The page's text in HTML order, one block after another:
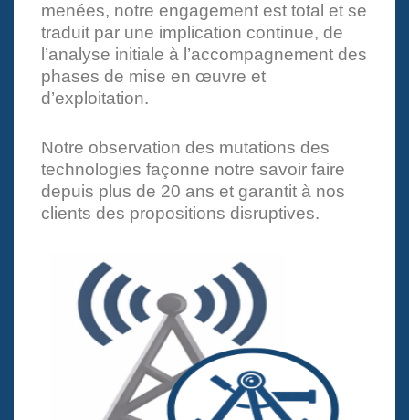
menées, notre engagement est total et se
traduit par une implication continue, de
l’analyse initiale à l’accompagnement des
phases de mise en œuvre et
d’exploitation.
Notre observation des mutations des
technologies façonne notre savoir faire
depuis plus de 20 ans et garantit à nos
clients des propositions disruptives.